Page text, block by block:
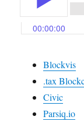
Blockvis
.tax
Civic
Parsiq.io